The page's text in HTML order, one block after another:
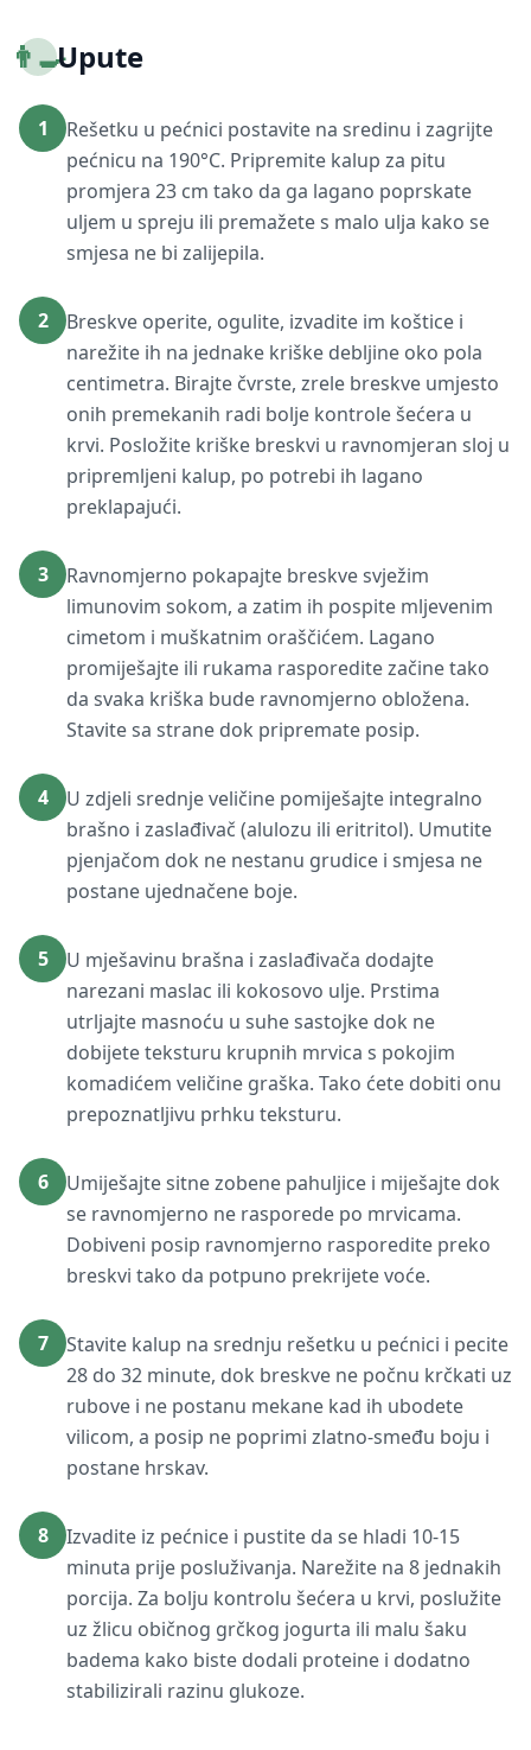
👨‍🍳Upute
1
Rešetku u pećnici postavite na sredinu i zagrijte
pećnicu na 190°C. Pripremite kalup za pitu
promjera 23 cm tako da ga lagano poprskate
uljem u spreju ili premažete s malo ulja kako se
smjesa ne bi zalijepila.
2
Breskve operite, ogulite, izvadite im koštice i
narežite ih na jednake kriške debljine oko pola
centimetra. Birajte čvrste, zrele breskve umjesto
onih premekanih radi bolje kontrole šećera u
krvi. Posložite kriške breskvi u ravnomjeran sloj u
pripremljeni kalup, po potrebi ih lagano
preklapajući.
3
Ravnomjerno pokapajte breskve svježim
limunovim sokom, a zatim ih pospite mljevenim
cimetom i muškatnim oraščićem. Lagano
promiješajte ili rukama rasporedite začine tako
da svaka kriška bude ravnomjerno obložena.
Stavite sa strane dok pripremate posip.
4
U zdjeli srednje veličine pomiješajte integralno
brašno i zaslađivač (alulozu ili eritritol). Umutite
pjenjačom dok ne nestanu grudice i smjesa ne
postane ujednačene boje.
5
U mješavinu brašna i zaslađivača dodajte
narezani maslac ili kokosovo ulje. Prstima
utrljajte masnoću u suhe sastojke dok ne
dobijete teksturu krupnih mrvica s pokojim
komadićem veličine graška. Tako ćete dobiti onu
prepoznatljivu prhku teksturu.
6
Umiješajte sitne zobene pahuljice i miješajte dok
se ravnomjerno ne rasporede po mrvicama.
Dobiveni posip ravnomjerno rasporedite preko
breskvi tako da potpuno prekrijete voće.
7
Stavite kalup na srednju rešetku u pećnici i pecite
28 do 32 minute, dok breskve ne počnu krčkati uz
rubove i ne postanu mekane kad ih ubodete
vilicom, a posip ne poprimi zlatno-smeđu boju i
postane hrskav.
8
Izvadite iz pećnice i pustite da se hladi 10-15
minuta prije posluživanja. Narežite na 8 jednakih
porcija. Za bolju kontrolu šećera u krvi, poslužite
uz žlicu običnog grčkog jogurta ili malu šaku
badema kako biste dodali proteine i dodatno
stabilizirali razinu glukoze.